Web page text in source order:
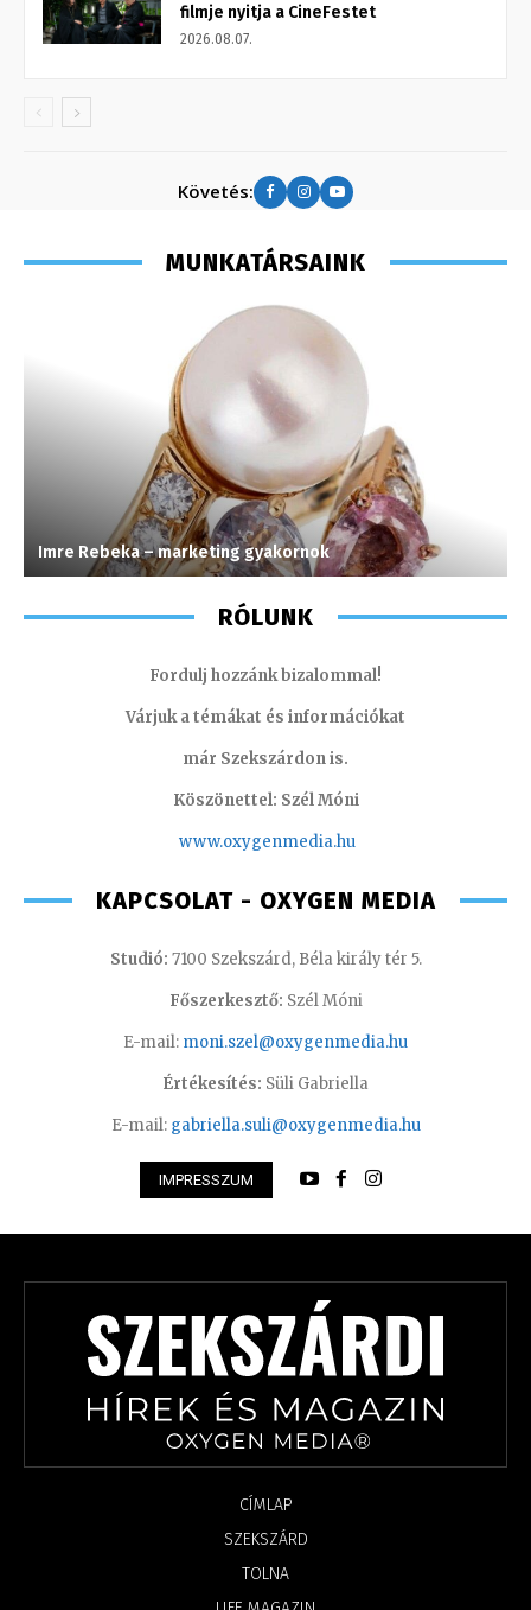
filmje nyitja a CineFestet
2026.08.07.
Követés:
MUNKATÁRSAINK
Imre Rebeka – marketing gyakornok
RÓLUNK
Fordulj hozzánk bizalommal!
Várjuk a témákat és információkat
már Szekszárdon is.
Köszönettel: Szél Móni
www.oxygenmedia.hu
KAPCSOLAT - OXYGEN MEDIA
Studió: 7100 Szekszárd, Béla király tér 5.
Főszerkesztő: Szél Móni
E-mail: moni.szel@oxygenmedia.hu
Értékesítés: Süli Gabriella
E-mail: gabriella.suli@oxygenmedia.hu
IMPRESSZUM
CÍMLAP
SZEKSZÁRD
TOLNA